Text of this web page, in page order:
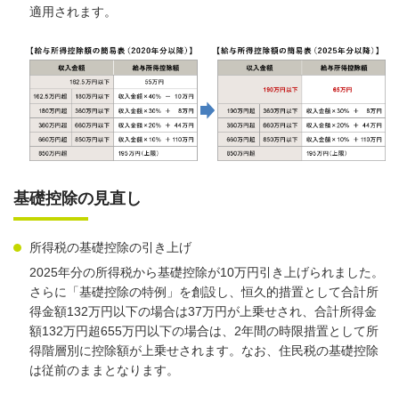
適用されます。
基礎控除の見直し
所得税の基礎控除の引き上げ
2025年分の所得税から基礎控除が10万円引き上げられました。
さらに「基礎控除の特例」を創設し、恒久的措置として合計所
得金額132万円以下の場合は37万円が上乗せされ、合計所得金
額132万円超655万円以下の場合は、2年間の時限措置として所
得階層別に控除額が上乗せされます。なお、住民税の基礎控除
は従前のままとなります。